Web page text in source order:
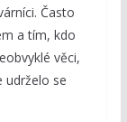
Často
a tím, kdo
věci,
udrželo se